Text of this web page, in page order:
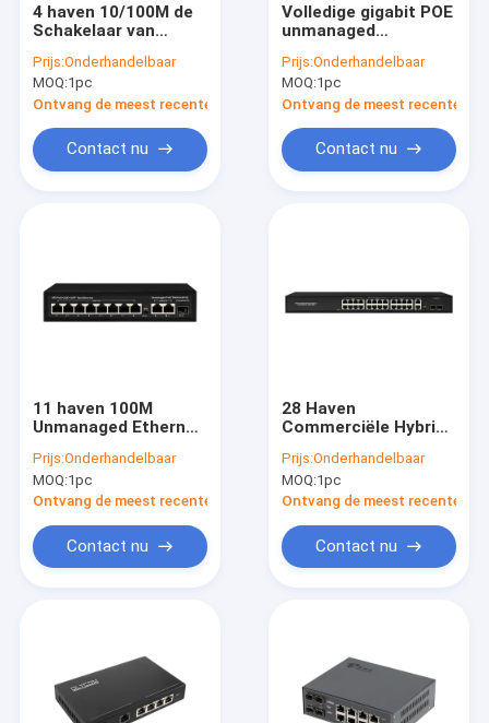
VR-show
4 haven 10/100M de
Schakelaar van
2x100M Ethernet
Uplink 60W Begroting
Prijs:Onderhandelbaar
MOQ:1pc
Ontvang de meest recente Prijs
Contact nu
Volledige gigabit POE
unmanaged
Prijs:Onderhandelbaar
MOQ:1pc
Ontvang de meest recente
Contact nu
11 haven 100M
Unmanaged Ethernet
AI 25 Meterpoe 120W
Macht
Prijs:Onderhandelbaar
MOQ:1pc
Ontvang de meest recente Prijs
Contact nu
28 Haven
Commerciële Hybride
Unmanaged
4x100/1000M de
Begroting van Uplink
Prijs:Onderhandelbaar
MOQ:1pc
Ontvang de meest recente
Contact nu